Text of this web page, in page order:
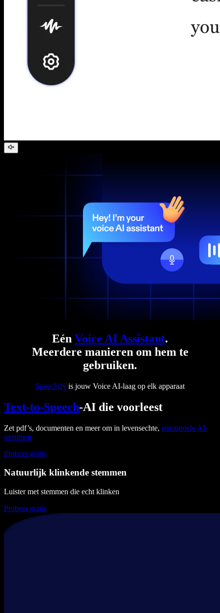
Eén Voice AI Assistant.
Meerdere manieren om hem te
gebruiken.
Speechify is jouw Voice AI-laag op elk apparaat
Text-to-Speech-AI die voorleest
Zet pdf’s, documenten en meer om in levensechte, emotionele AI-
stemmen
Probeer gratis
Natuurlijk klinkende stemmen
Luister met stemmen die echt klinken
Probeer gratis